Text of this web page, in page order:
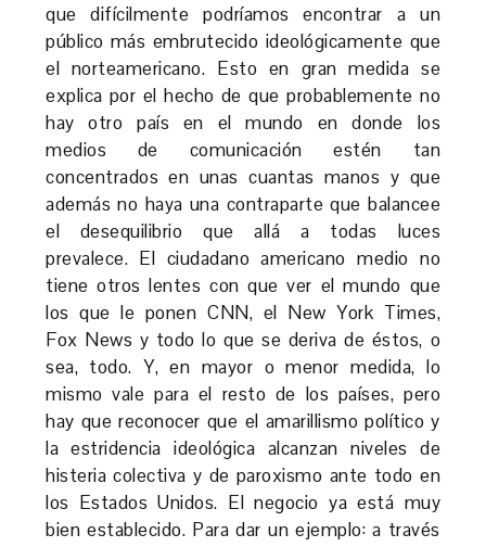
que difícilmente podríamos encontrar a un
público más embrutecido ideológicamente que
el norteamericano. Esto en gran medida se
explica por el hecho de que probablemente no
hay otro país en el mundo en donde los
medios de comunicación estén tan
concentrados en unas cuantas manos y que
además no haya una contraparte que balancee
el desequilibrio que allá a todas luces
prevalece. El ciudadano americano medio no
tiene otros lentes con que ver el mundo que
los que le ponen CNN, el New York Times,
Fox News y todo lo que se deriva de éstos, o
sea, todo. Y, en mayor o menor medida, lo
mismo vale para el resto de los países, pero
hay que reconocer que el amarillismo político y
la estridencia ideológica alcanzan niveles de
histeria colectiva y de paroxismo ante todo en
los Estados Unidos. El negocio ya está muy
bien establecido. Para dar un ejemplo: a través